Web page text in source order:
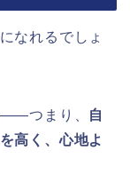
なれるでしょ
——つまり、 自
高く、心地よ